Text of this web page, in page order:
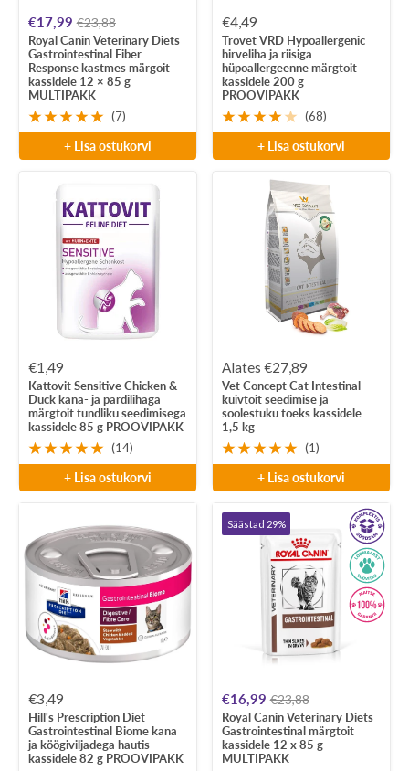
Soodushind
€17,99€23,88
Royal Canin Veterinary Diets
Gastrointestinal Fiber
Response kastmes märgoit
kassidele 12 × 85 g
MULTIPAKK
(7)
+ Lisa ostukorvi
Soodushind
€4,49
Trovet VRD Hypoallergenic
hirveliha ja riisiga
hüpoallergeenne märgtoit
kassidele 200 g
PROOVIPAKK
(68)
+ Lisa ostukorvi
Soodushind
€1,49
Kattovit Sensitive Chicken &
Duck kana- ja pardilihaga
märgtoit tundliku seedimisega
kassidele 85 g PROOVIPAKK
(14)
+ Lisa ostukorvi
Soodushind
Alates €27,89
Vet Concept Cat Intestinal
kuivtoit seedimise ja
soolestuku toeks kassidele
1,5 kg
(1)
+ Lisa ostukorvi
Soodushind
€3,49
Hill's Prescription Diet
Gastrointestinal Biome kana
ja köögiviljadega hautis
kassidele 82 g PROOVIPAKK
Säästad 29%
Soodushind
€16,99€23,88
Royal Canin Veterinary Diets
Gastrointestinal märgtoit
kassidele 12 x 85 g
MULTIPAKK